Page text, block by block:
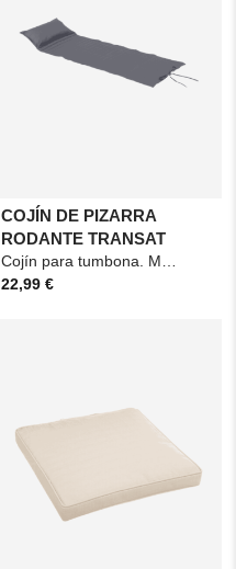
COJÍN DE PIZARRA
RODANTE TRANSAT
22,99 €